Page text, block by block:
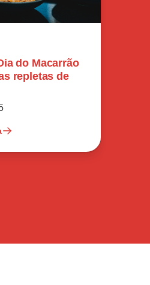
do Macarrão
repletas de